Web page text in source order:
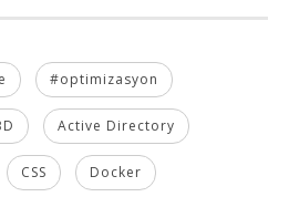
#optimizasyon
Active Directory
CSS Docker